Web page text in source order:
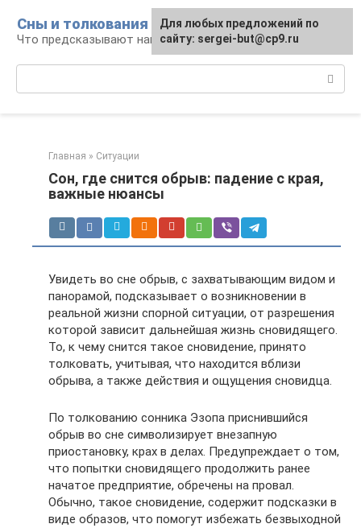
контенту
Сны и толкования
Что предсказывают нам наши сны
Главная » Ситуации
Сон, где снится обрыв: падение с края,
важные нюансы
Увидеть во сне обрыв, с захватывающим видом и
панорамой, подсказывает о возникновении в
реальной жизни спорной ситуации, от разрешения
которой зависит дальнейшая жизнь сновидящего.
То, к чему снится такое сновидение, принято
толковать, учитывая, что находится вблизи
обрыва, а также действия и ощущения сновидца.
По толкованию сонника Эзопа приснившийся
обрыв во сне символизирует внезапную
приостановку, крах в делах. Предупреждает о том,
что попытки сновидящего продолжить ранее
начатое предприятие, обречены на провал.
Обычно, такое сновидение, содержит подсказки в
виде образов, что помогут избежать безвыходной
Для любых предложений по
сайту: sergei-but@cp9.ru